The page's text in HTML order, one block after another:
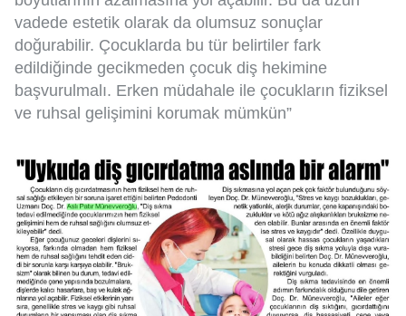
vadede estetik olarak da olumsuz sonuçlar
doğurabilir. Çocuklarda bu tür belirtiler fark
edildiğinde gecikmeden çocuk diş hekimine
başvurulmalı. Erken müdahale ile çocukların fiziksel
ve ruhsal gelişimini korumak mümkün”